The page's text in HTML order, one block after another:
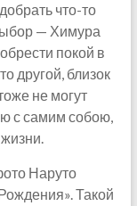
что-то
— Химура
покой в
другой, близок
не могут
с самим собою,
Наруто
Такой